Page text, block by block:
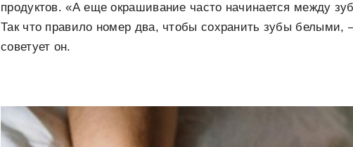
продуктов. «А еще окрашивание часто начинается между
Так что правило номер два, чтобы сохранить зубы
советует он.